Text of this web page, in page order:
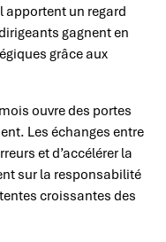
un regard
gagnent en
grâce aux
ouvre des portes
Les échanges entre
et d’accélérer la
sur la responsabilité
croissantes des